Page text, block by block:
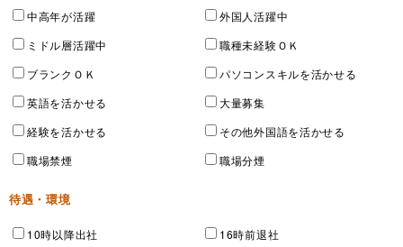
中高年が活躍
外国人活躍中
ミドル層活躍中
職種未経験ＯＫ
ブランクＯＫ
パソコンスキルを活かせる
英語を活かせる
大量募集
経験を活かせる
その他外国語を活かせる
職場禁煙
職場分煙
待遇・環境
10時以降出社
16時前退社